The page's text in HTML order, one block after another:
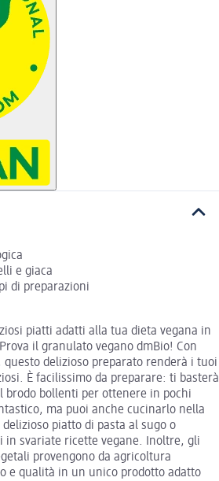
e giaca
di preparazioni
piatti adatti alla tua dieta vegana in
il granulato vegano dmBio! Con
delizioso preparato renderà i tuoi
È facilissimo da preparare: ti basterà
brodo bollenti per ottenere in pochi
ma puoi anche cucinarlo nella
piatto di pasta al sugo o
in svariate ricette vegane. Inoltre, gli
provengono da agricoltura
e qualità in un unico prodotto adatto